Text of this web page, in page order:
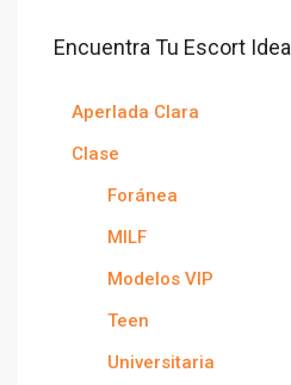
Encuentra Tu Escort Ideal
Aperlada Clara
Clase
Foránea
MILF
Modelos VIP
Teen
Universitaria